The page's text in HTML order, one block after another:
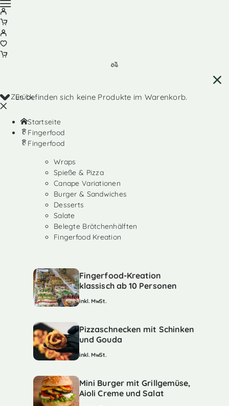
Es befinden sich keine Produkte im Warenkorb.
Zurück
Startseite
Fingerfood
Fingerfood
Wraps
Spieße & Pizza
Canape Variationen
Burger & Sandwiches
Desserts
Salate
Belegte Brötchenhälften
Fingerfood Kreation
Fingerfood-Kreation
klassisch ab 10 Personen
inkl. MwSt.
Pizzaschnecken mit Schinken
und Gouda
inkl. MwSt.
Mini Burger mit Grillgemüse,
Aioli Creme und Salat